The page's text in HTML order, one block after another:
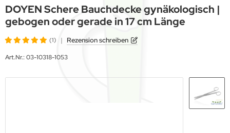
DOYEN Schere Bauchdecke gynäkologisch |
gebogen oder gerade in 17 cm Länge
(1) | Rezension schreiben
Art.Nr.: 03-10318-1053